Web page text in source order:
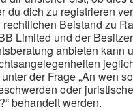
du dich zu registrieren
Beistand zu
Limited und der
anbieten kann
der Frage „An wen
oder
behandelt werden.